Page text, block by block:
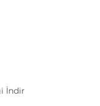
İndir